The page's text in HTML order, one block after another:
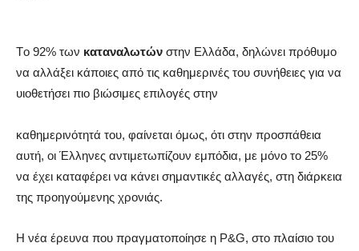
Τo 92% των καταναλωτών στην Ελλάδα, δηλώνει πρόθυμο
να αλλάξει κάποιες από τις καθημερινές του συνήθειες για να
υιοθετήσει πιο βιώσιμες επιλογές στην
καθημερινότητά του, φαίνεται όμως, ότι στην προσπάθεια
αυτή, οι Έλληνες αντιμετωπίζουν εμπόδια, με μόνο το 25%
να έχει καταφέρει να κάνει σημαντικές αλλαγές, στη διάρκεια
της προηγούμενης χρονιάς.
Η νέα έρευνα που πραγματοποίησε η P&G, στο πλαίσιο του